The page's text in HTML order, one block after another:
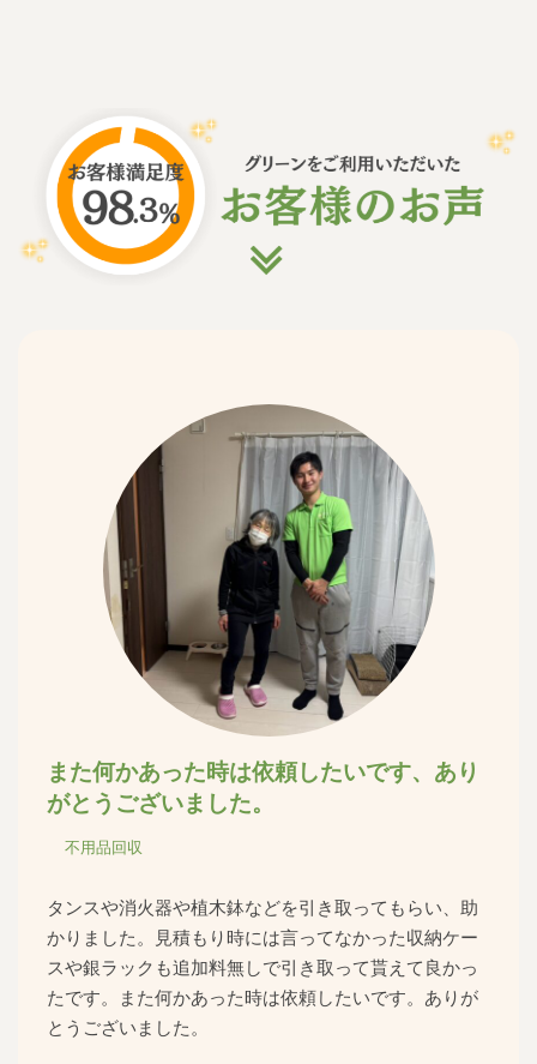
また何かあった時は依頼したいです、あり
がとうございました。
不用品回収
タンスや消火器や植木鉢などを引き取ってもらい、助
かりました。見積もり時には言ってなかった収納ケー
スや銀ラックも追加料無しで引き取って貰えて良かっ
たです。また何かあった時は依頼したいです。ありが
とうございました。